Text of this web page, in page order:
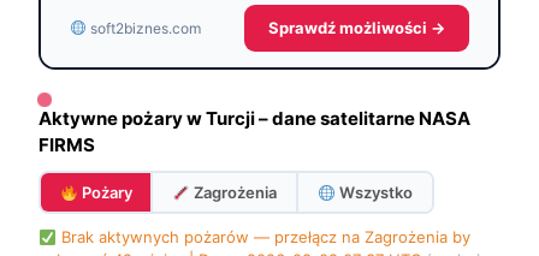
soft2biznes.com Sprawdź możliwości →
Aktywne pożary w Turcji – dane satelitarne NASA
FIRMS
Pożary Zagrożenia Wszystko
Brak aktywnych pożarów — przełącz na Zagrożenia by